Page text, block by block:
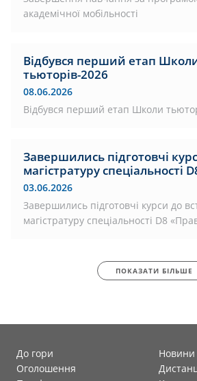
академічної мобільності
Відбувся перший етап
тьюторів-2026
08.06.2026
Відбувся перший етап Школи
Завершились підготовчі
магістратуру спеціальності
03.06.2026
Завершились підготовчі курси до
магістратуру спеціальності D8
ПОКАЗАТИ БІЛЬШЕ
До гори
Новини
Оголошення